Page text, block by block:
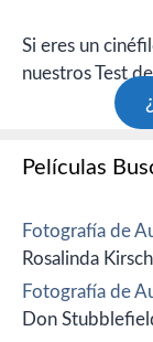
Si eres un
nuestros Test
Películas
Fotografía de
Rosalinda Kirsch
Fotografía de
Don